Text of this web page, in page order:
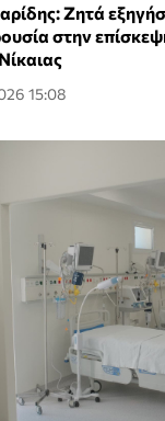
Ζητά
στην
15:08